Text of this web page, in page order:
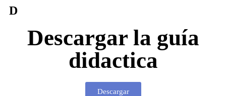
D
Descargar la guía
didactica
Descargar